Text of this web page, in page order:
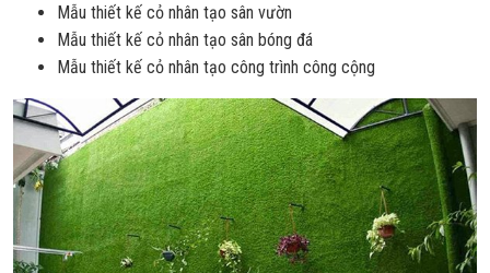
Mẫu thiết kế cỏ nhân tạo sân vườn
Mẫu thiết kế cỏ nhân tạo sân bóng đá
Mẫu thiết kế cỏ nhân tạo công trình công cộng